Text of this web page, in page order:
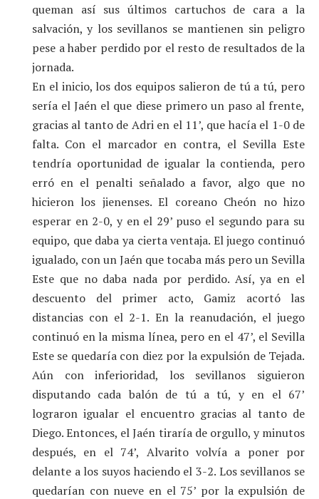
queman así sus últimos cartuchos de cara a la
salvación, y los sevillanos se mantienen sin peligro
pese a haber perdido por el resto de resultados de la
jornada.
En el inicio, los dos equipos salieron de tú a tú, pero
sería el Jaén el que diese primero un paso al frente,
gracias al tanto de Adri en el 11’, que hacía el 1-0 de
falta. Con el marcador en contra, el Sevilla Este
tendría oportunidad de igualar la contienda, pero
erró en el penalti señalado a favor, algo que no
hicieron los jienenses. El coreano Cheón no hizo
esperar en 2-0, y en el 29’ puso el segundo para su
equipo, que daba ya cierta ventaja. El juego continuó
igualado, con un Jaén que tocaba más pero un Sevilla
Este que no daba nada por perdido. Así, ya en el
descuento del primer acto, Gamiz acortó las
distancias con el 2-1. En la reanudación, el juego
continuó en la misma línea, pero en el 47’, el Sevilla
Este se quedaría con diez por la expulsión de Tejada.
Aún con inferioridad, los sevillanos siguieron
disputando cada balón de tú a tú, y en el 67’
lograron igualar el encuentro gracias al tanto de
Diego. Entonces, el Jaén tiraría de orgullo, y minutos
después, en el 74’, Alvarito volvía a poner por
delante a los suyos haciendo el 3-2. Los sevillanos se
quedarían con nueve en el 75’ por la expulsión de